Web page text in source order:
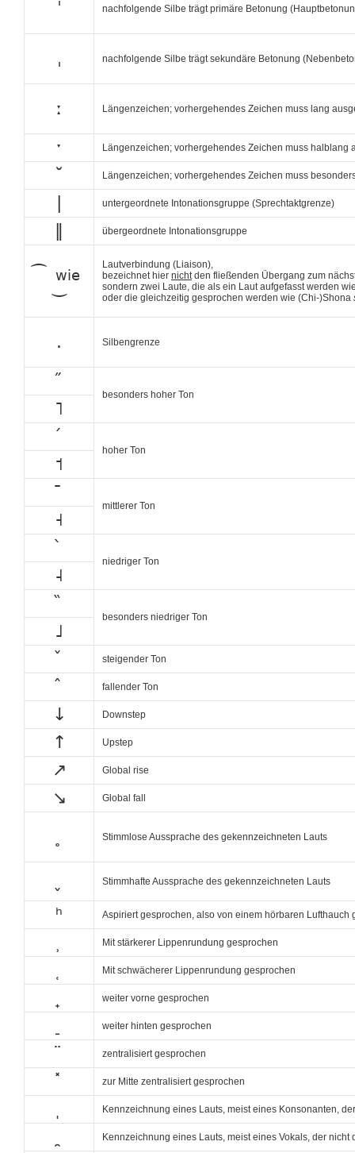
ˈ nachfolgende Silbe trägt primäre Betonung
ˌ nachfolgende Silbe trägt sekundäre Betonung
ː Längenzeichen; vorhergehendes Zeichen muss lang
ˑ Längenzeichen; vorhergehendes Zeichen muss halblang
˘ Längenzeichen; vorhergehendes Zeichen muss
untergeordnete Intonationsgruppe (Sprechtaktgrenze)
übergeordnete Intonationsgruppe
wie
‿
Lautverbindung (Liaison),
bezeichnet hier nichtden fließenden Übergang zum
sondern zwei Laute, die als ein Laut aufgefasst werden
oder die gleichzeitig gesprochen werden wie (Chi-)Shona
. Silbengrenze
̋
besonders hoher Ton
˥
́
hoher Ton
˦
̄
mittlerer Ton
˧
̀
niedriger Ton
˨
̏
besonders niedriger Ton
˩
̌
steigender Ton
̂ fallender Ton
↓ Downstep
↑ Upstep
↗ Global rise
↘ Global fall
Stimmlose Aussprache des gekennzeichneten Lauts
Stimmhafte Aussprache des gekennzeichneten Lauts
ʰ Aspiriert gesprochen, also von einem hörbaren Lufthauch
Mit stärkerer Lippenrundung gesprochen
Mit schwächerer Lippenrundung gesprochen
weiter vorne gesprochen
weiter hinten gesprochen
̈ zentralisiert gesprochen
̽ zur Mitte zentralisiert gesprochen
Kennzeichnung eines Lauts, meist eines Konsonanten,
Kennzeichnung eines Lauts, meist eines Vokals, der nicht